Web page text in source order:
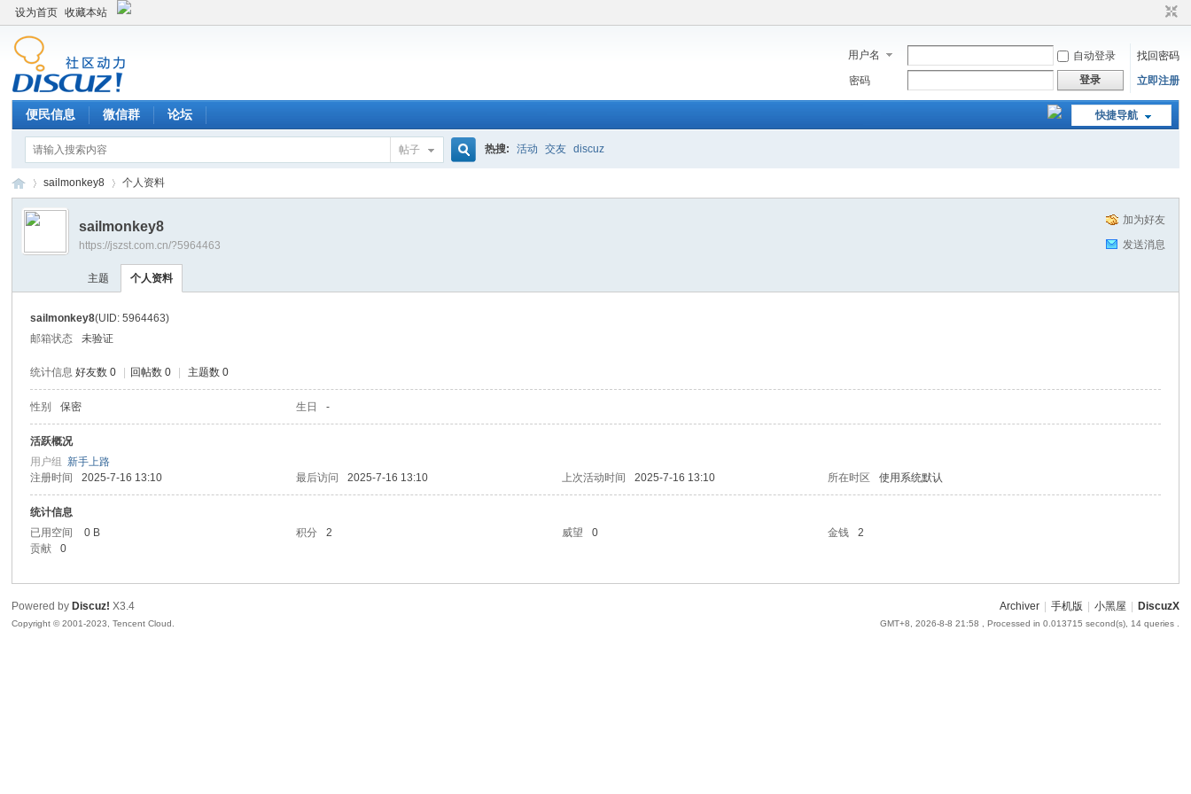
设为首页 收藏本站
用户名 自动登录
找回密码
密码
登录 立即注册
快捷导航
便民信息 微信群 论坛
帖子 热搜: 活动 交友 discuz
uz!
›
sailmonkey8 个人资料
加为好友
发送消息
sailmonkey8
https://jszst.com.cn/?5964463
主题 个人资料
sailmonkey8(UID: 5964463)
邮箱状态
未验证
统计信息 好友数 0 回帖数 0 主题数 0
性别 保密 生日 -
活跃概况
用户组新手上路
注册时间
2025-7-16 13:10 最后访问 2025-7-16 13:10 上次活动时间 2025-7-16 13:10 所在时区 使用系统默认
统计信息
已用空间
0 B 积分 2 威望 0 金钱
2
贡献
0
Archiver 手机版 小黑屋 DiscuzX
GMT+8, 2026-8-8 21:58 , Processed in 0.013715 second(s), 14 queries .
Powered by Discuz! X3.4
Copyright © 2001-2023, Tencent Cloud.